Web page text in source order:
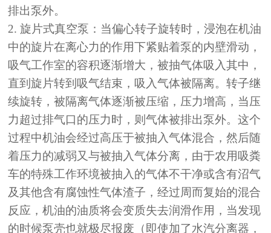
排出泵外。
2. 旋片式真空泵：当偏心转子旋转时，浸泡在机油
中的旋片在离心力的作用下紧贴着泵的内壁滑动，
吸气工作室的容积逐渐增大，被抽气体吸入其中，
直到旋片转到吸气结束，吸入气体被隔离。转子继
续旋转，被隔离气体逐渐被压缩，压力增高，当压
力超过排气口的压力时，则气体被排出泵外。这个
过程中机油会经过高压于被抽入气体混合，然后随
着压力的减弱又与被抽入气体分离，由于农用吸粪
车的特殊工作环境被抽入的气体不干净或含有沼气
及其他含有腐蚀性气体渣子，经过周而复始的混合
反应，机油的油质将会变质失去润滑作用，当发现
的时候泵壳也就极尽报废（即使加了水汽分离器，